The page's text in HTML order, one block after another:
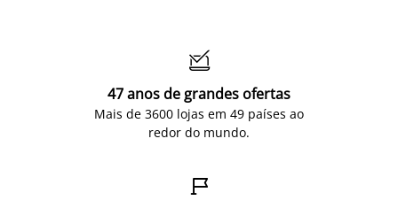

47 anos de grandes ofertas
Mais de 3600 lojas em 49 países ao
redor do mundo.
